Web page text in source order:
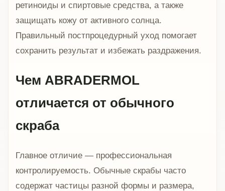
ретиноиды и спиртовые средства, а также
защищать кожу от активного солнца.
Правильный постпроцедурный уход помогает
сохранить результат и избежать раздражения.
Чем ABRADERMOL
отличается от обычного
скраба
Главное отличие — профессиональная
контролируемость. Обычные скрабы часто
содержат частицы разной формы и размера,